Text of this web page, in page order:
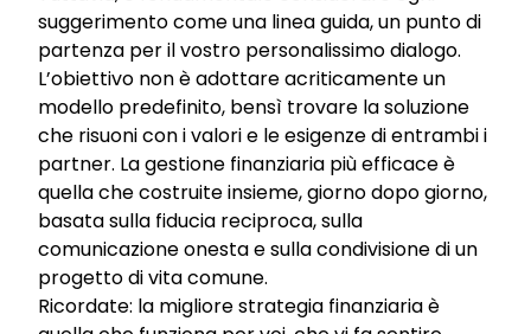
suggerimento come una linea guida, un punto di
partenza per il vostro personalissimo dialogo.
L’obiettivo non è adottare acriticamente un
modello predefinito, bensì trovare la soluzione
che risuoni con i valori e le esigenze di entrambi i
partner. La gestione finanziaria più efficace è
quella che costruite insieme, giorno dopo giorno,
basata sulla fiducia reciproca, sulla
comunicazione onesta e sulla condivisione di un
progetto di vita comune.
Ricordate: la migliore strategia finanziaria è